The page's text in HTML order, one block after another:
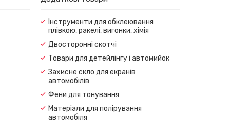
Інструменти для обклеювання
плівкою, ракелі, вигонки, хімія
Двосторонні скотчі
Товари для детейлінгу і автомийок
Захисне скло для екранів
автомобілів
Фени для тонування
Матеріали для полірування
автомобіля